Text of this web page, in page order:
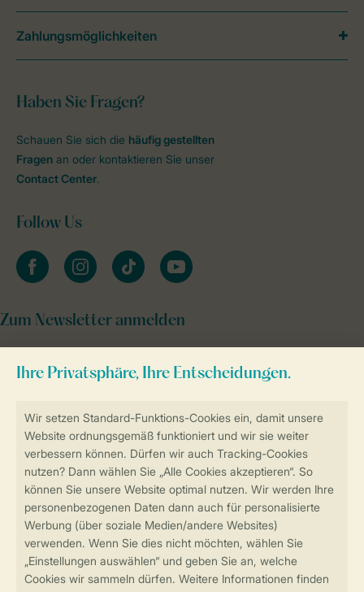
Sicherstellung Deiner Privatsphäre
Sicher und schnell zur Online-Buchung
Sichere Datenübertragung
Sicheres Bezahlen
Haben Sie Fragen?
Schauen Sie sich die häufig gestellten
Fragen an oder kontaktieren Sie unser
Contact Center.
Follow Us
facebookinstagramtiktok youtube
Zum Newsletter anmelden
Zahlungsmöglichkeiten